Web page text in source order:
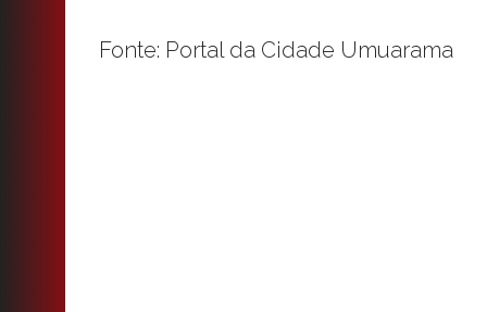
Fonte: Portal da Cidade Umuarama